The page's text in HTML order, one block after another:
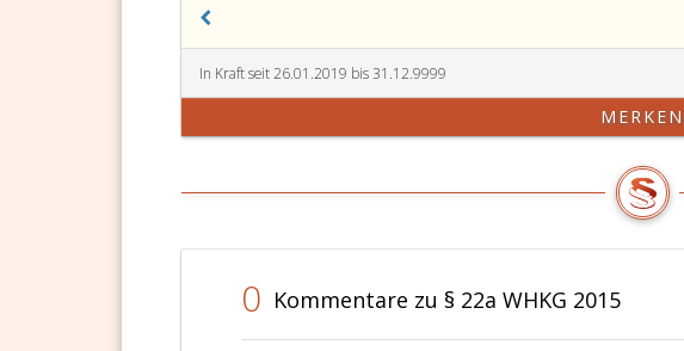
In Kraft seit 26.01.2019 bis 31.12.9999
MERKEN
0 Kommentare zu § 22a WHKG 2015